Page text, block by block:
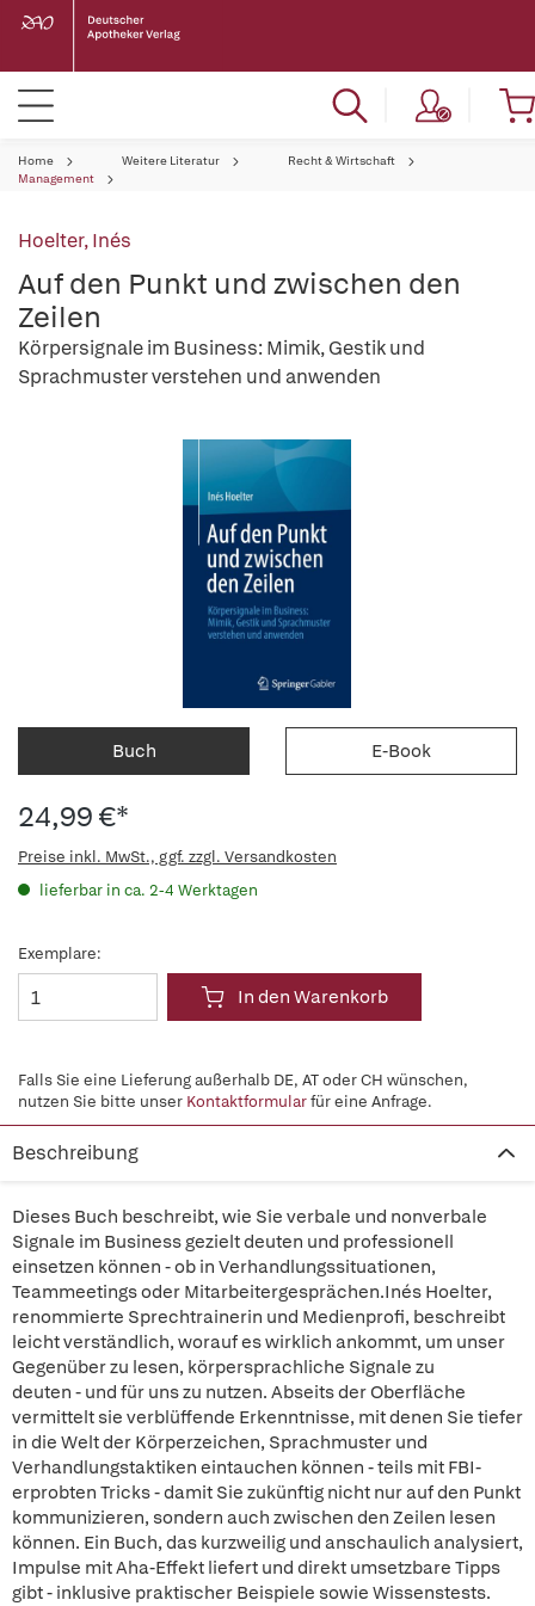
Home Weitere Literatur
Recht & Wirtschaft
Management
Hoelter, Inés
Auf den Punkt und zwischen den
Zeilen
Körpersignale im Business: Mimik, Gestik und
Sprachmuster verstehen und anwenden
Buch E-Book
24,99 €*
Preise inkl. MwSt., ggf. zzgl. Versandkosten
lieferbar in ca. 2-4 Werktagen
Exemplare:
In den Warenkorb
Falls Sie eine Lieferung außerhalb DE, AT oder CH wünschen,
nutzen Sie bitte unser Kontaktformularfür eine Anfrage.
Beschreibung
Dieses Buch beschreibt, wie Sie verbale und nonverbale
Signale im Business gezielt deuten und professionell
einsetzen können - ob in Verhandlungssituationen,
Teammeetings oder Mitarbeitergesprächen.Inés Hoelter,
renommierte Sprechtrainerin und Medienprofi, beschreibt
leicht verständlich, worauf es wirklich ankommt, um unser
Gegenüber zu lesen, körpersprachliche Signale zu
deuten - und für uns zu nutzen. Abseits der Oberfläche
vermittelt sie verblüffende Erkenntnisse, mit denen Sie tiefer
in die Welt der Körperzeichen, Sprachmuster und
Verhandlungstaktiken eintauchen können - teils mit FBI-
erprobten Tricks - damit Sie zukünftig nicht nur auf den Punkt
kommunizieren, sondern auch zwischen den Zeilen lesen
können. Ein Buch, das kurzweilig und anschaulich analysiert,
Impulse mit Aha-Effekt liefert und direkt umsetzbare Tipps
gibt - inklusive praktischer Beispiele sowie Wissenstests.